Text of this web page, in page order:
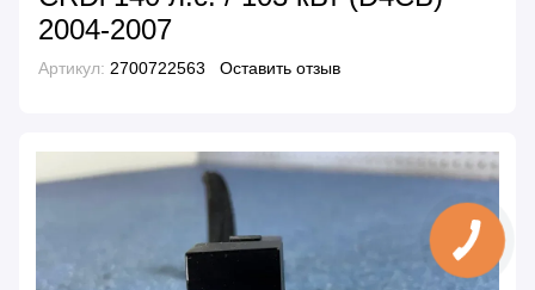
2004-2007
Артикул: 2700722563 Оставить отзыв